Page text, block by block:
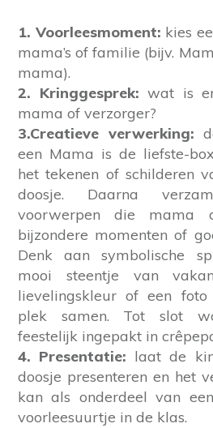
1. Voorleesmoment: kies
mama’s of familie (bijv.
mama).
2. Kringgesprek: wat is
mama of verzorger?
3.Creatieve verwerking:
een Mama is de liefste-
het tekenen of schilderen
doosje. Daarna
voorwerpen die mama
bijzondere momenten of
Denk aan symbolische
mooi steentje van
lievelingskleur of een
plek samen. Tot slot
feestelijk ingepakt in
4. Presentatie: laat de
doosje presenteren en het
kan als onderdeel van
voorleesuurtje in de klas.